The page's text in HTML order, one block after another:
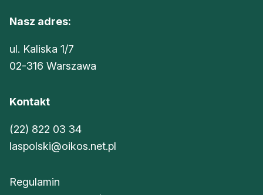
Nasz adres:
ul. Kaliska 1/7
02-316 Warszawa
Kontakt
(22) 822 03 34
laspolski@oikos.net.pl
Regulamin